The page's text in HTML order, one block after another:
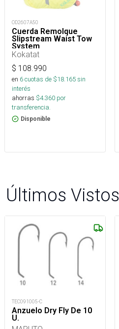
OD2607A50
Cuerda Remolque
Slipstream Waist Tow
System
Kokatat
$ 108.990
en 6cuotas de $18.165sin
interés
ahorras $4.360 por
transferencia.
Disponible
Últimos Vistos
TEC091005-C
Anzuelo Dry Fly De 10
U.